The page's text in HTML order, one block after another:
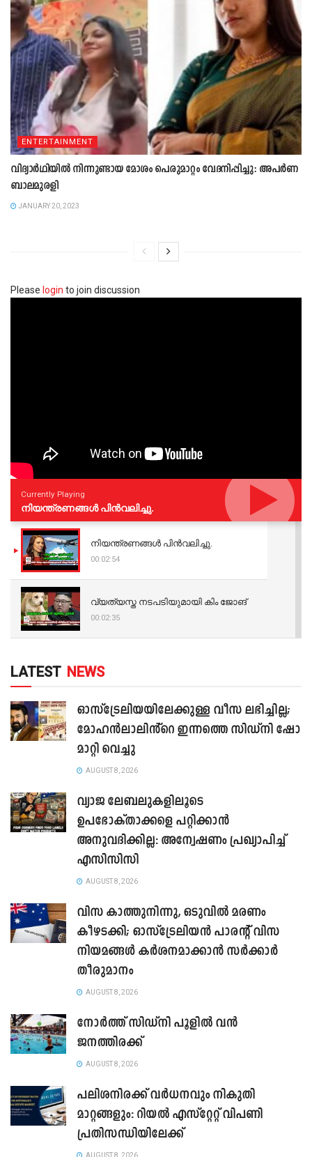
ENTERTAINMENT
വിദ്യാർഥിയിൽ നിന്നുണ്ടായ മോശം പെരുമാറ്റം വേദനിപ്പിച്ചു: അപർണ
ബാലമുരളി
JANUARY 20, 2023
Please login to join discussion
Currently Playing
നിയന്ത്രണങ്ങള്‍ പിന്‍വലിച്ചു.
നിയന്ത്രണങ്ങള്‍ പിന്‍വലിച്ചു.
00:02:54
വ്യത്യസ്ത നടപടിയുമായി കിം ജോങ്
00:02:35
LATEST NEWS
ഓസ്‌ട്രേലിയയിലേക്കുള്ള വീസ ലഭിച്ചില്ല;
മോഹൻലാലിൻ്റെ ഇന്നത്തെ സിഡ്നി ഷോ
മാറ്റി വെച്ചു
AUGUST 8, 2026
വ്യാജ ലേബലുകളിലൂടെ
ഉപഭോക്താക്കളെ പറ്റിക്കാൻ
അനുവദിക്കില്ല: അന്വേഷണം പ്രഖ്യാപിച്ച്
എസിസിസി
AUGUST 8, 2026
വിസ കാത്തുനിന്നു, ഒടുവിൽ മരണം
കീഴടക്കി; ഓസ്‌ട്രേലിയൻ പാരന്റ് വിസ
നിയമങ്ങൾ കർശനമാക്കാൻ സർക്കാർ
തീരുമാനം
AUGUST 8, 2026
നോർത്ത് സിഡ്നി പൂളിൽ വൻ
ജനത്തിരക്ക്
AUGUST 8, 2026
പലിശനിരക്ക് വർധനവും നികുതി
മാറ്റങ്ങളും: റിയൽ എസ്റ്റേറ്റ് വിപണി
പ്രതിസന്ധിയിലേക്ക്
AUGUST 8, 2026